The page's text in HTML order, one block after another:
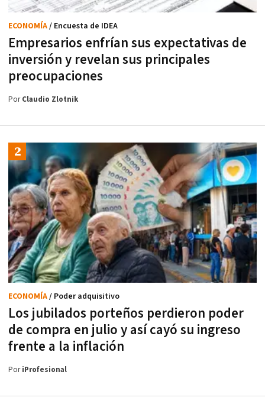
Empresarios enfrían sus expectativas de
inversión y revelan sus principales
preocupaciones
ECONOMÍA/ Encuesta de IDEA
PorClaudio Zlotnik
Los jubilados porteños perdieron poder
de compra en julio y así cayó su ingreso
frente a la inflación
ECONOMÍA/ Poder adquisitivo
PoriProfesional